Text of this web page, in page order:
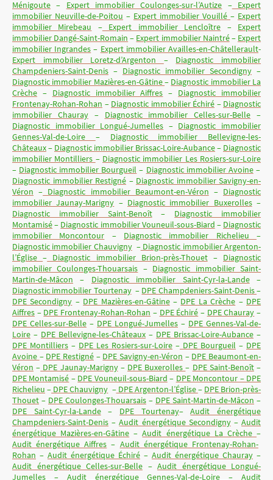
Ménigoute – Expert immobilier Coulonges-sur-l’Autize –Expert
immobilier Neuville-de-Poitou – Expert immobilier Vouillé – Expert
immobilier Mirebeau –Expert immobilier Lencloître – Expert
immobilier Dangé-Saint-Romain – Expert immobilier Naintré– Expert
immobilier Ingrandes – Expert immobilier Availles-en-Châtellerault-
Expert immobilier Loretz-d’Argenton – Diagnostic immobilier
Champdeniers-Saint-Denis – Diagnostic immobilier Secondigny –
Diagnostic immobilier Mazières-en-Gâtine– Diagnostic immobilier La
Crèche – Diagnostic immobilier Aiffres – Diagnostic immobilier
Frontenay-Rohan-Rohan – Diagnostic immobilier Échiré – Diagnostic
immobilier Chauray– Diagnostic immobilier Celles-sur-Belle –
Diagnostic immobilier Longué-Jumelles – Diagnostic immobilier
Gennes-Val-de-Loire – Diagnostic immobilier Bellevigne-les-
Châteaux– Diagnostic immobilier Brissac-Loire-Aubance– Diagnostic
immobilier Montilliers – Diagnostic immobilier Les Rosiers-sur-Loire
– Diagnostic immobilier Bourgueil – Diagnostic immobilier Avoine–
Diagnostic immobilier Restigné – Diagnostic immobilier Savigny-en-
Véron – Diagnostic immobilier Beaumont-en-Véron – Diagnostic
immobilier Jaunay-Marigny – Diagnostic immobilier Buxerolles–
Diagnostic immobilier Saint-Benoît– Diagnostic immobilier
Montamisé– Diagnostic immobilier Vouneuil-sous-Biard – Diagnostic
immobilier Moncontour – Diagnostic immobilier Richelieu–
Diagnostic immobilier Chauvigny–Diagnostic immobilier Argenton-
l’Église– Diagnostic immobilier Brion-près-Thouet– Diagnostic
immobilier Coulonges-Thouarsais – Diagnostic immobilier Saint-
Martin-de-Mâcon – Diagnostic immobilier Saint-Cyr-la-Lande–
Diagnostic immobilier Tourtenay– DPE Champdeniers-Saint-Denis–
DPE Secondigny – DPE Mazières-en-Gâtine– DPE La Crèche – DPE
Aiffres – DPE Frontenay-Rohan-Rohan – DPE Échiré – DPE Chauray –
DPE Celles-sur-Belle – DPE Longué-Jumelles – DPE Gennes-Val-de-
Loire – DPE Bellevigne-les-Châteaux – DPE Brissac-Loire-Aubance –
DPE Montilliers – DPE Les Rosiers-sur-Loire – DPE Bourgueil – DPE
Avoine – DPE Restigné – DPE Savigny-en-Véron – DPE Beaumont-en-
Véron – DPE Jaunay-Marigny– DPE Buxerolles– DPE Saint-Benoît–
DPE Montamisé – DPE Vouneuil-sous-Biard – DPE Moncontour – DPE
Richelieu – DPE Chauvigny –DPE Argenton-l’Église– DPE Brion-près-
Thouet – DPE Coulonges-Thouarsais – DPE Saint-Martin-de-Mâcon –
DPE Saint-Cyr-la-Lande– DPE Tourtenay–Audit énergétique
Champdeniers-Saint-Denis –Audit énergétique Secondigny–Audit
énergétique Mazières-en-Gâtine –Audit énergétique La Crèche–
Audit énergétique Aiffres – Audit énergétique Frontenay-Rohan-
Rohan – Audit énergétique Échiré – Audit énergétique Chauray –
Audit énergétique Celles-sur-Belle – Audit énergétique Longué-
Jumelles – Audit énergétique Gennes-Val-de-Loire–Audit